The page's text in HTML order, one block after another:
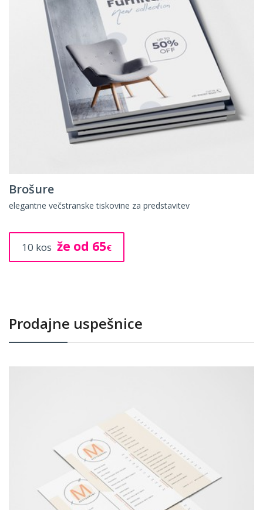
Brošure
elegantne večstranske tiskovine za predstavitev
10 kos že od 65€
Prodajne uspešnice